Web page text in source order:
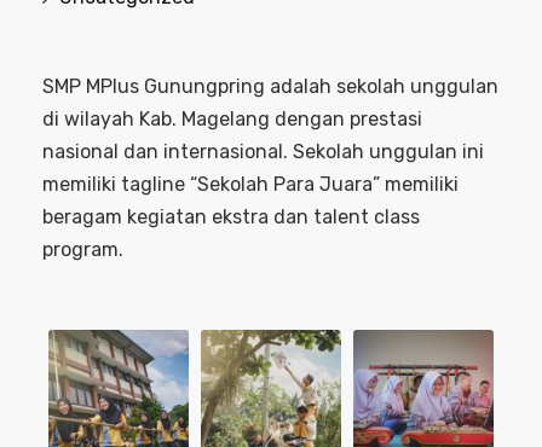
SMP MPlus Gunungpring adalah sekolah unggulan
di wilayah Kab. Magelang dengan prestasi
nasional dan internasional. Sekolah unggulan ini
memiliki tagline “Sekolah Para Juara” memiliki
beragam kegiatan ekstra dan talent class
program.